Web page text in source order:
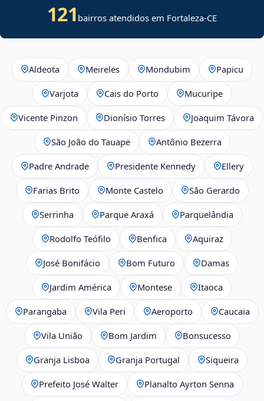
121 bairros atendidos em Fortaleza-CE
Aldeota Meireles Mondubim Papicu
Varjota Cais do Porto Mucuripe
Vicente Pinzon Dionísio Torres Joaquim Távora
São João do Tauape Antônio Bezerra
Padre Andrade Presidente Kennedy Ellery
Farias Brito Monte Castelo São Gerardo
Serrinha Parque Araxá Parquelândia
Rodolfo Teófilo Benfica Aquiraz
José Bonifácio Bom Futuro Damas
Jardim América Montese Itaoca
Parangaba Vila Peri Aeroporto Caucaia
Vila União Bom Jardim Bonsucesso
Granja Lisboa Granja Portugal Siqueira
Prefeito José Walter Planalto Ayrton Senna